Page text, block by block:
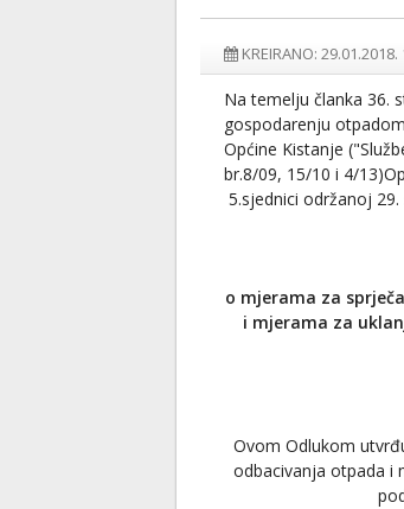
KREIRANO: 29.01.2018.
Na temelju članka 36.
gospodarenju
Općine Kistanje
br.8/09, 15/10 i 4/
5.sjednici održanoj
o mjerama za
i mjerama za
Ovom Odlukom
odbacivanja otpada i